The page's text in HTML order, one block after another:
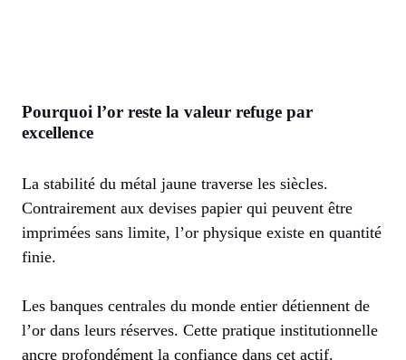
Pourquoi l’or reste la valeur refuge par
excellence
La stabilité du métal jaune traverse les siècles.
Contrairement aux devises papier qui peuvent être
imprimées sans limite, l’or physique existe en quantité
finie.
Les banques centrales du monde entier détiennent de
l’or dans leurs réserves. Cette pratique institutionnelle
ancre profondément la confiance dans cet actif.